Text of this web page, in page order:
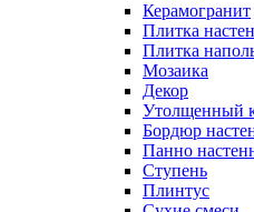
Керамогранит
Плитка
Плитка
Мозаика
Декор
Утолщенный
Бордюр
Панно
Ступень
Плинтус